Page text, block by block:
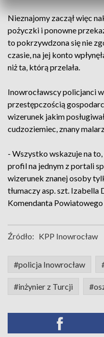
Nieznajomy zaczął więc
pożyczki i ponowne
to pokrzywdzona się nie
czasie, na jej konto
niż ta, którą przelała.
Inowrocławscy policjanci
przestępczością
wizerunek jakim
cudzoziemiec, znany
- Wszystko wskazuje na to,
profil na jednym z portali
wizerunek znanej osoby
tłumaczy asp. szt.
Komendanta
Źródło: KPP Inowrocław
#policja Inowrocław
#inżynier z Turcji